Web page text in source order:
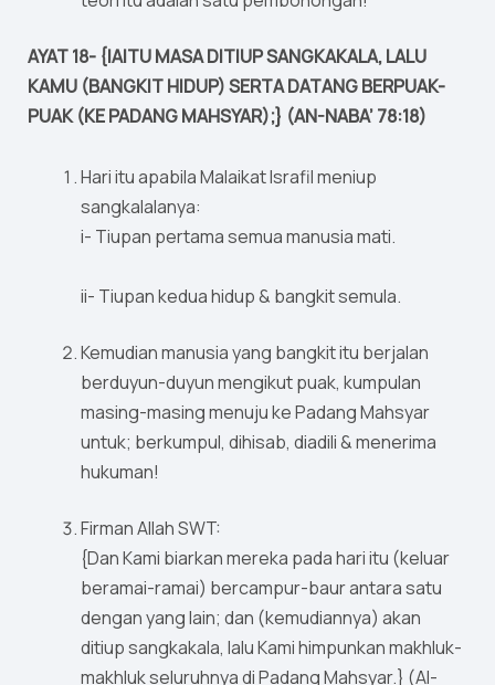
AYAT 18- {IAITU MASA DITIUP SANGKAKALA, LALU
KAMU (BANGKIT HIDUP) SERTA DATANG BERPUAK-
PUAK (KE PADANG MAHSYAR);} (AN-NABA’ 78:18)
Hari itu apabila Malaikat Israfil meniup
sangkalalanya:
i- Tiupan pertama semua manusia mati.
ii- Tiupan kedua hidup & bangkit semula.
Kemudian manusia yang bangkit itu berjalan
berduyun-duyun mengikut puak, kumpulan
masing-masing menuju ke Padang Mahsyar
untuk; berkumpul, dihisab, diadili & menerima
hukuman!
Firman Allah SWT:
{Dan Kami biarkan mereka pada hari itu (keluar
beramai-ramai) bercampur-baur antara satu
dengan yang lain; dan (kemudiannya) akan
ditiup sangkakala, lalu Kami himpunkan makhluk-
makhluk seluruhnya di Padang Mahsyar.} (Al-